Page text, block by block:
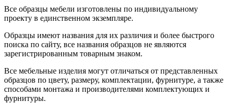
Все образцы мебели изготовлены по индивидуальному
проекту в единственном экземпляре.
Образцы имеют названия для их различия и более быстрого
поиска по сайту, все названия образцов не являются
зарегистрированным товарным знаком.
Все мебельные изделия могут отличаться от представленных
образцов по цвету, размеру, комплектации, фурнитуре, а также
способами монтажа и производителями комплектующих и
фурнитуры.